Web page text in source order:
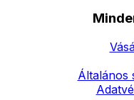
Általános